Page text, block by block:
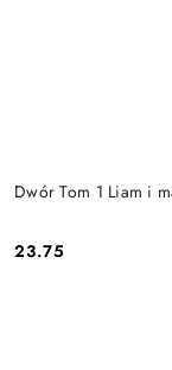
Dwór Tom 1 Liam i
Cena:
23.75